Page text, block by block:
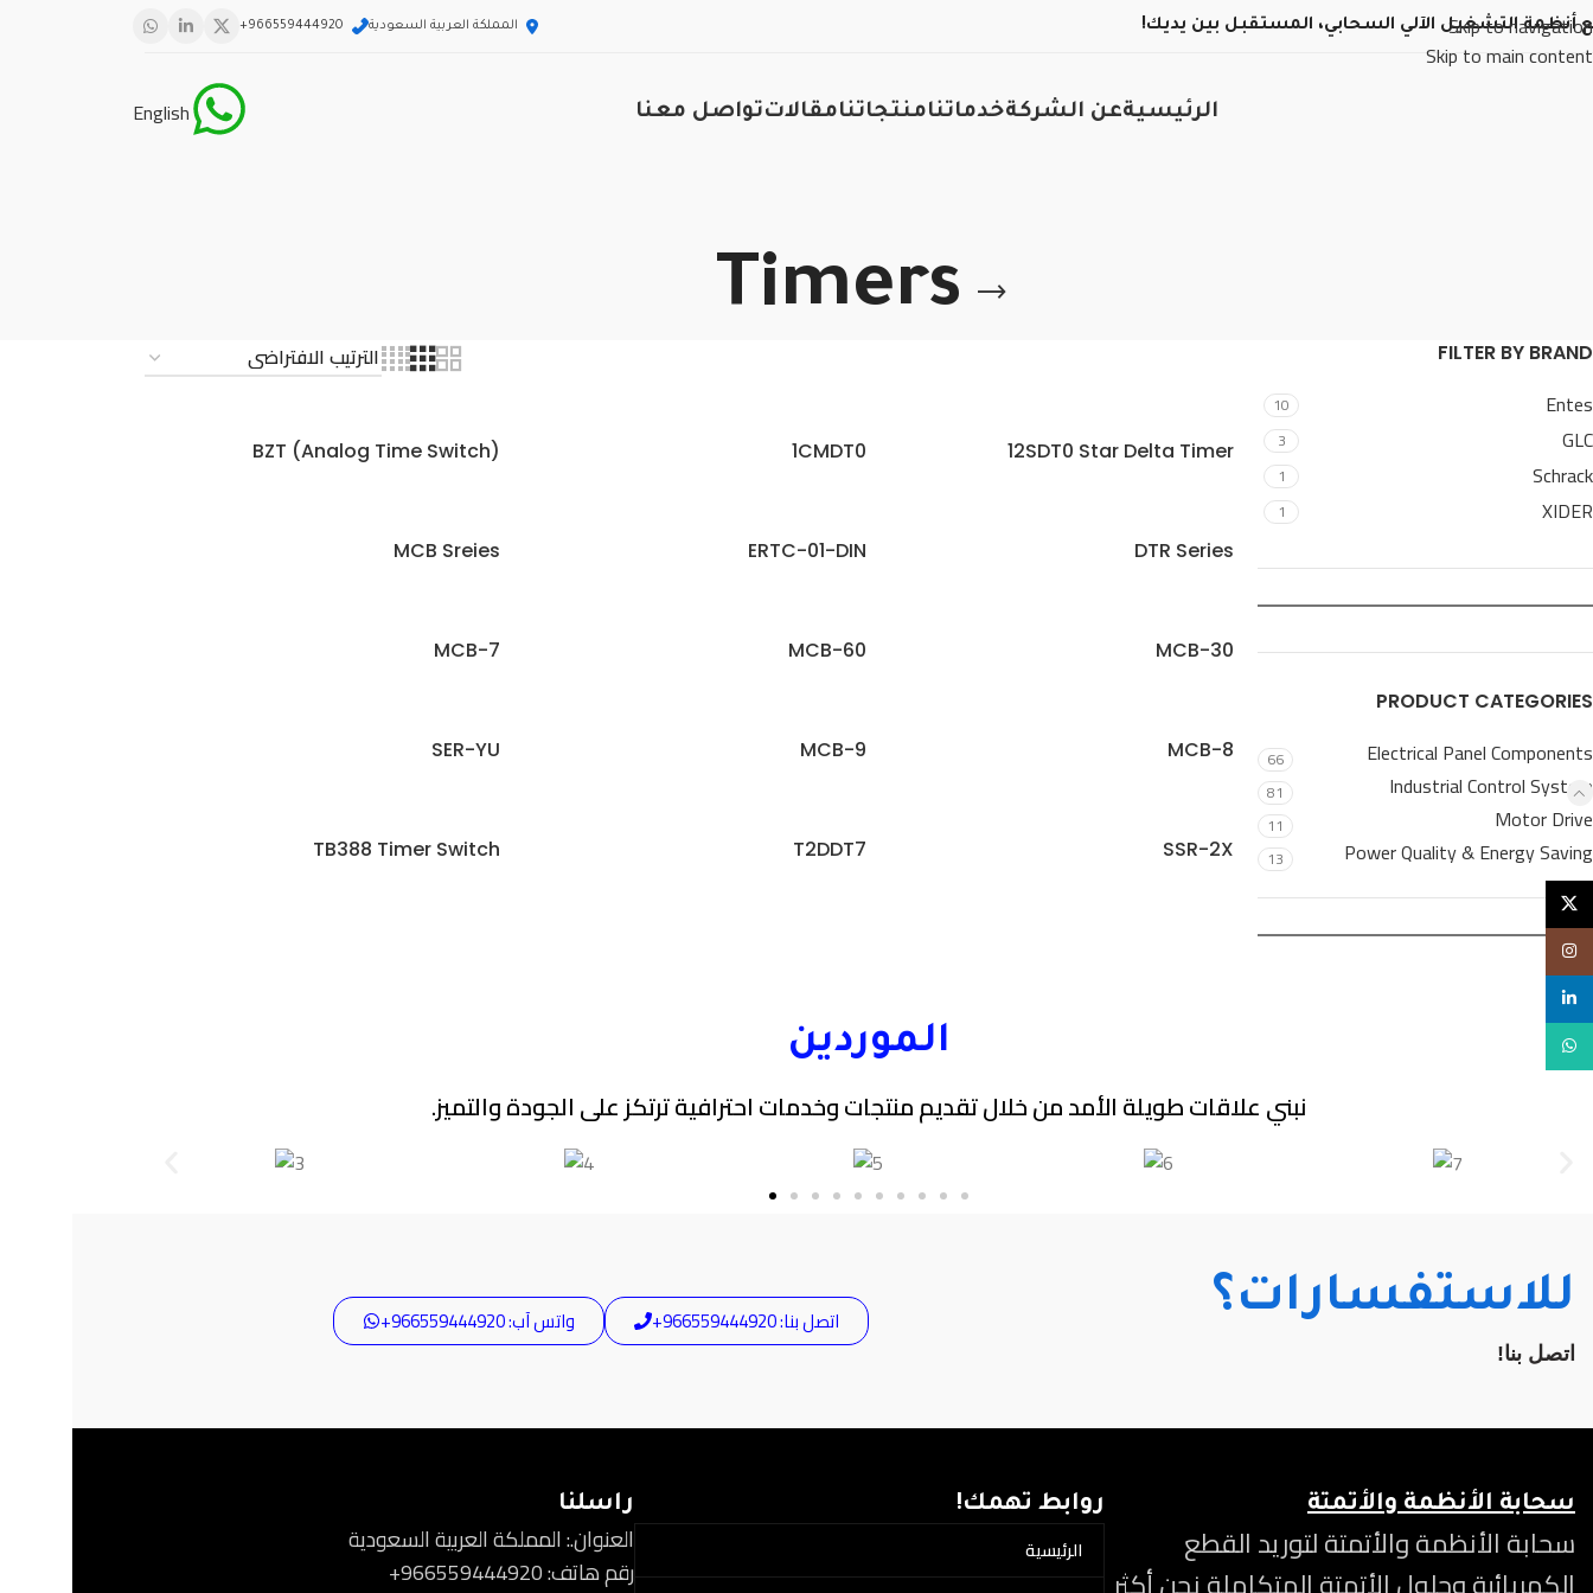
Skip to navigation
Skip to main content
أنظمة التشغيل الآلي السحابي، المستقبل بين يديك! المملكة العربية السعودية 966559444920+
الرئيسيةعن الشركةخدماتنامنتجاتنامقالاتتواصل معنا English
Timers
FILTER BY BRAND
Entes
10
GLC
3
Schrack
1
XIDER
1
PRODUCT CATEGORIES
Electrical Panel Components
66
Industrial Control System
81
Motor Drive
11
Power Quality & Energy Saving
13
12SDT0 Star Delta Timer
1CMDT0
BZT (Analog Time Switch)
DTR Series
ERTC-01-DIN
MCB Sreies
MCB-30
MCB-60
MCB-7
MCB-8
MCB-9
SER-YU
SSR-2X
T2DDT7
TB388 Timer Switch
الموردين
نبني علاقات طويلة الأمد من خلال تقديم منتجات وخدمات احترافية ترتكز على الجودة والتميز.
للاستفسارات؟
اتصل بنا!
اتصل بنا: 966559444920+ واتس آب: 966559444920+
سحابة الأنظمة والأتمتة
سحابة الأنظمة والأتمتة لتوريد القطع
روابط تهمك!
الرئيسية
راسلنا
العنوان.: المملكة العربية السعودية
رقم هاتف: 966559444920+
X